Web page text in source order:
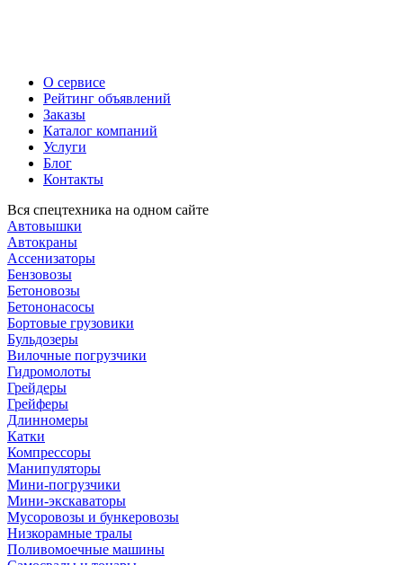
О сервисе
Рейтинг объявлений
Заказы
Каталог компаний
Услуги
Блог
Контакты
Вся спецтехника на одном сайте
Автовышки
Автокраны
Ассенизаторы
Бензовозы
Бетоновозы
Бетононасосы
Бортовые грузовики
Бульдозеры
Вилочные погрузчики
Гидромолоты
Грейдеры
Грейферы
Длинномеры
Катки
Компрессоры
Манипуляторы
Мини-погрузчики
Мини-экскаваторы
Мусоровозы и бункеровозы
Низкорамные тралы
Поливомоечные машины